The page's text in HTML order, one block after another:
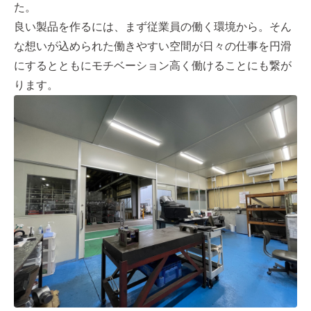
た。
良い製品を作るには、まず従業員の働く環境から。そん
な想いが込められた働きやすい空間が⽇々の仕事を円滑
にするとともにモチベーション⾼く働けることにも繋が
ります。